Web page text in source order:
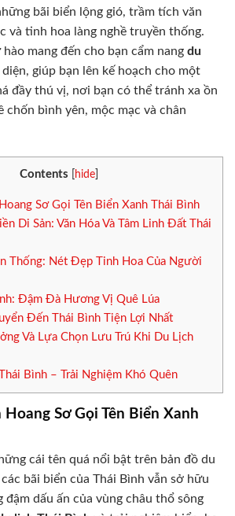
bãi biển lộng gió, trầm tích văn
và tinh hoa làng nghề truyền thống.
mang đến cho bạn cẩm nangdu
giúp bạn lên kế hoạch cho một
đầy thú vị, nơi bạn có thể tránh xa ồn
chốn bình yên, mộc mạc và chân
Contents hide
Sơ Gọi Tên Biển Xanh Thái Bình
Di Sản: Văn Hóa Và Tâm Linh Đất Thái
Thống: Nét Đẹp Tinh Hoa Của Người
Đậm Đà Hương Vị Quê Lúa
Đến Thái Bình Tiện Lợi Nhất
Và Lựa Chọn Lưu Trú Khi Du Lịch
Bình – Trải Nghiệm Khó Quên
Sơ Gọi Tên Biển Xanh
cái tên quá nổi bật trên bản đồ du
bãi biển của Thái Bình vẫn sở hữu
đậm dấu ấn của vùng châu thổ sông